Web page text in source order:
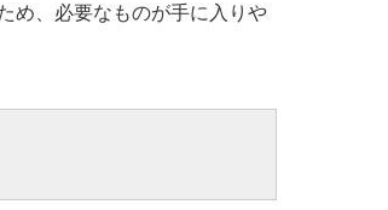
め、必要なものが手に入りや